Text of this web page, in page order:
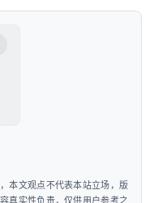
本文观点不代表本站立场，版